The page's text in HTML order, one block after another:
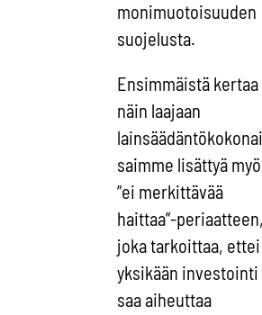
monimuotoisuuden
suojelusta.
Ensimmäistä kertaa
näin laajaan
saimme lisättyä
”ei merkittävää
haittaa”-periaatteen,
joka tarkoittaa, ettei
yksikään investointi
saa aiheuttaa